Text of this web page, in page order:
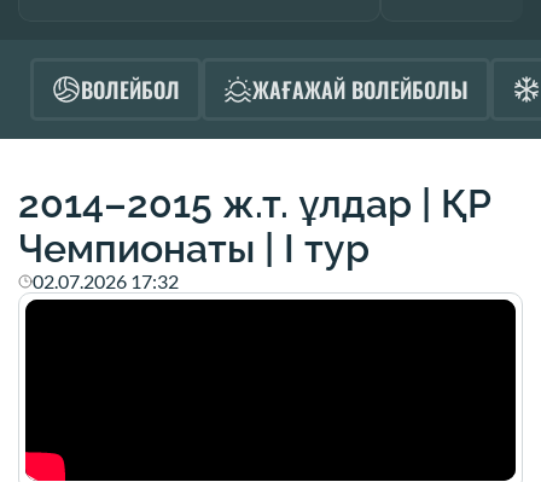
ВОЛЕЙБОЛ ЖАҒАЖАЙ ВОЛЕЙБОЛЫ
2014–2015 ж.т. ұлдар | ҚР
Чемпионаты | I тур
02.07.2026 17:32